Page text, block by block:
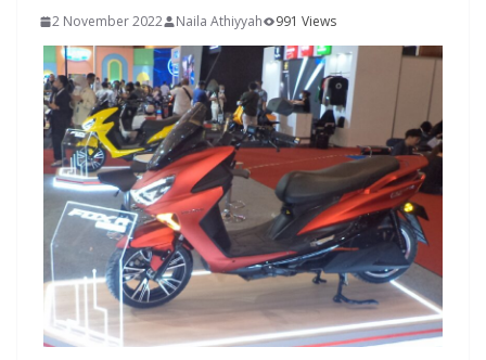
2 November 2022 Naila Athiyyah 991 Views